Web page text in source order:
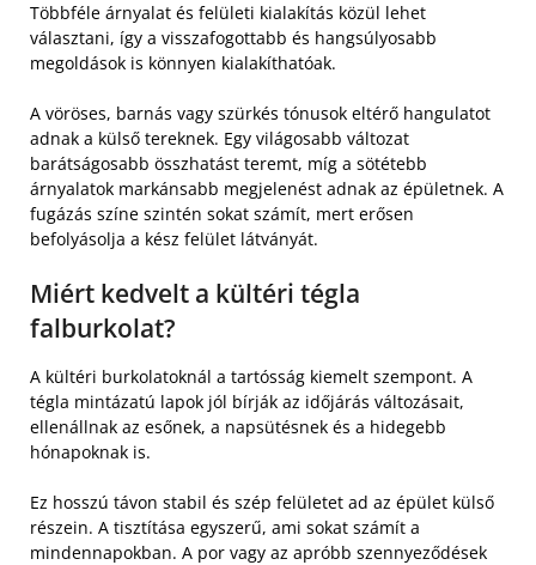
Többféle árnyalat és felületi kialakítás közül lehet
választani, így a visszafogottabb és hangsúlyosabb
megoldások is könnyen kialakíthatóak.
A vöröses, barnás vagy szürkés tónusok eltérő hangulatot
adnak a külső tereknek. Egy világosabb változat
barátságosabb összhatást teremt, míg a sötétebb
árnyalatok markánsabb megjelenést adnak az épületnek. A
fugázás színe szintén sokat számít, mert erősen
befolyásolja a kész felület látványát.
Miért kedvelt a kültéri tégla
falburkolat?
A kültéri burkolatoknál a tartósság kiemelt szempont. A
tégla mintázatú lapok jól bírják az időjárás változásait,
ellenállnak az esőnek, a napsütésnek és a hidegebb
hónapoknak is.
Ez hosszú távon stabil és szép felületet ad az épület külső
részein. A tisztítása egyszerű, ami sokat számít a
mindennapokban. A por vagy az apróbb szennyeződések